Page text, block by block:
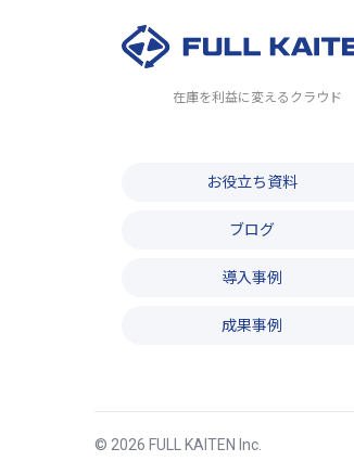
在庫を利益に変えるクラウド
お役立ち資料
ブログ
導入事例
成果事例
© 2026 FULL KAITEN Inc.